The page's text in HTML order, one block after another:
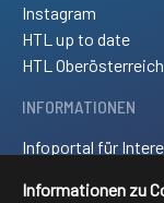
Informationen zu
Instagram
HTL up to date
HTL Oberösterreich
INFORMATIONEN
Infoportal für